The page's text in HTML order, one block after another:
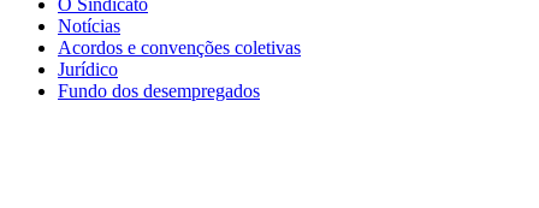
São
Paulo
Sindicato
O Sindicato
Notícias
Acordos e convenções coletivas
Jurídico
Fundo dos desempregados